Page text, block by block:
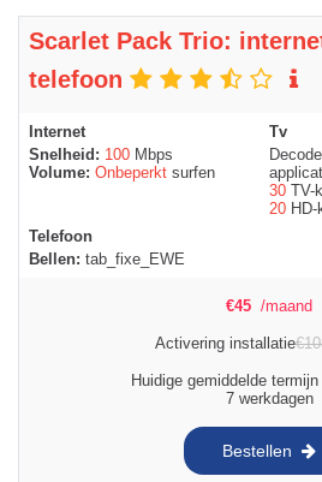
Scarlet Pack Trio:
telefoon
Internet
Snelheid: 100 Mbps
Volume: Onbeperkt surfen
Tv
30 TV-
20
Telefoon
Bellen: tab_fixe_EWE
€45 /maand
Activering installatie€
Huidige gemiddelde
7 werkdagen
Bestellen